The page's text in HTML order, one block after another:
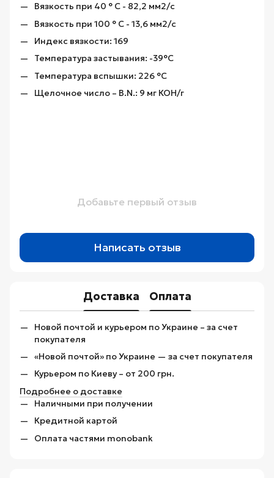
Вязкость при 40 ° C - 82,2 мм2/с
Вязкость при 100 ° C - 13,6 мм2/с
Индекс вязкости: 169
Температура застывания: -39°C
Температура вспышки: 226 °C
Щелочное число – B.N.: 9 мг КОН/г
Добавьте первый отзыв
Написать отзыв
Доставка Оплата
Новой почтой и курьером по Украине – за счет
покупателя
«Новой почтой» по Украине — за счет покупателя
Курьером по Киеву – от 200 грн.
Подробнее о доставке
Наличными при получении
Кредитной картой
Оплата частями monobank